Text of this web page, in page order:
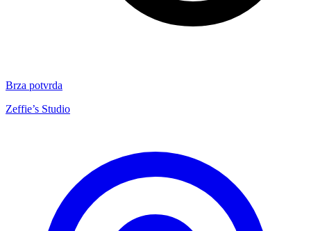
Brza potvrda
Zeffie’s Studio